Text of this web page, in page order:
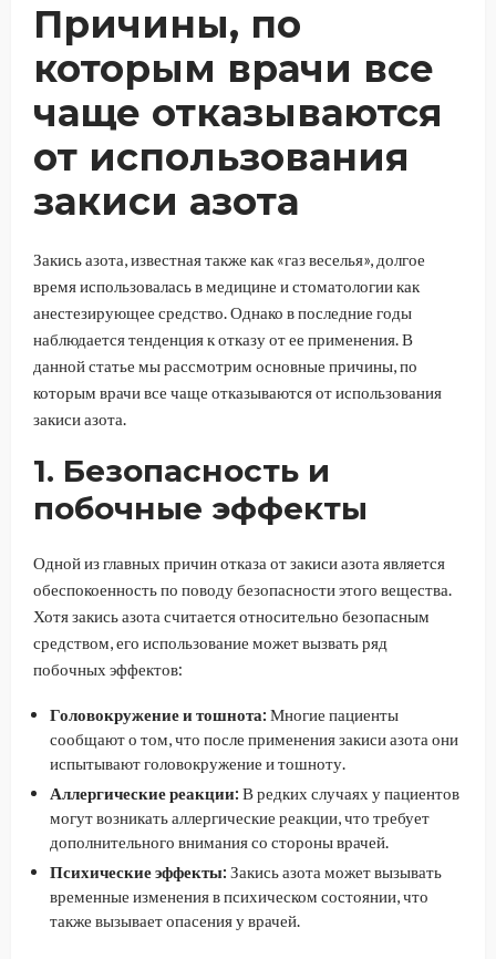
Причины, по
которым врачи все
чаще отказываются
от использования
закиси азота
Закись азота, известная также как «газ веселья», долгое
время использовалась в медицине и стоматологии как
анестезирующее средство. Однако в последние годы
наблюдается тенденция к отказу от ее применения. В
данной статье мы рассмотрим основные причины, по
которым врачи все чаще отказываются от использования
закиси азота.
1. Безопасность и
побочные эффекты
Одной из главных причин отказа от закиси азота является
обеспокоенность по поводу безопасности этого вещества.
Хотя закись азота считается относительно безопасным
средством, его использование может вызвать ряд
побочных эффектов:
Головокружение и тошнота: Многие пациенты
сообщают о том, что после применения закиси азота они
испытывают головокружение и тошноту.
Аллергические реакции: В редких случаях у пациентов
могут возникать аллергические реакции, что требует
дополнительного внимания со стороны врачей.
Психические эффекты: Закись азота может вызывать
временные изменения в психическом состоянии, что
также вызывает опасения у врачей.